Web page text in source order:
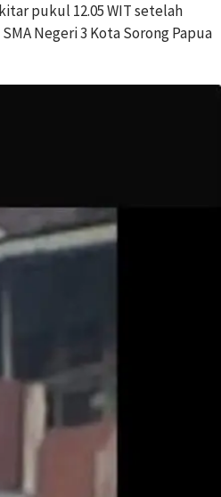
pukul 12.05 WIT setelah
Negeri 3 Kota Sorong Papua